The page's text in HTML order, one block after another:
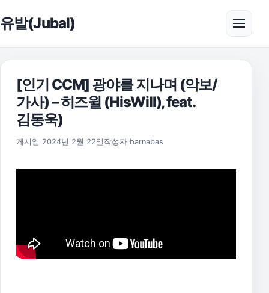
유발(Jubal) 메뉴
[인기 CCM] 광야를 지나며 (악보/
가사) – 히즈윌 (HisWill), feat.
김동욱)
게시일 2024년 2월 22일 2025년 11월 17일
작성자 barnabas